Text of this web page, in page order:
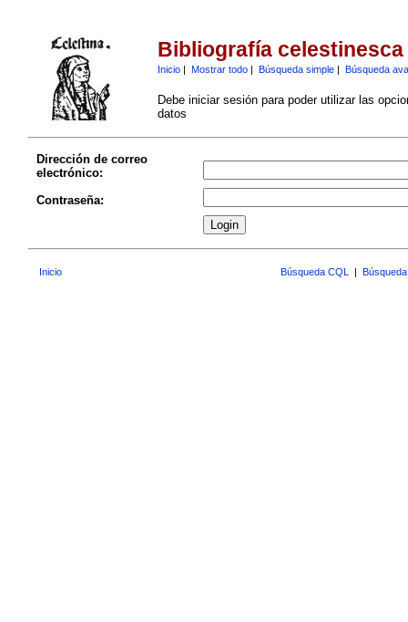
Bibliografía celestinesca
Inicio| Mostrar todo| Búsqueda simple| Búsqueda
Debe iniciar sesión para poder utilizar las
datos
Dirección de correo
electrónico:
Contraseña:
Inicio Búsqueda CQL |